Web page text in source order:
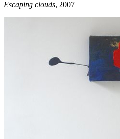
Escaping clouds, 2007